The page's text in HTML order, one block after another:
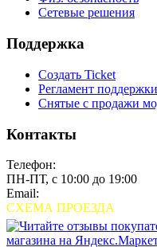
Сетевые решения
Поддержка
Создать Ticket
Регламент поддержки
Снятые с продажи
Контакты
Телефон:
ПН-ПТ, с 10:00 до 19:00
Email:
СХЕМА ПРОЕЗДА